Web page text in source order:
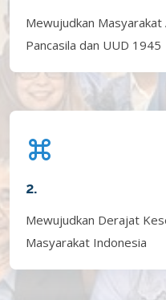
Mewujudkan
Pancasila dan UUD 1945
2.
Mewujudkan Derajat
Masyarakat Indonesia